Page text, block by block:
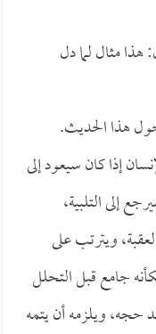
هذا مثال لما دل
هذا الحديث.
إذا كان سيعود إلى
إلى التلبية،
ويترتب على
جامع قبل التحلل
حجه، ويلزمه أن يتمه